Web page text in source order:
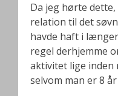
Da jeg hørte
relation til det
havde haft i
regel derhjemme
aktivitet lige inden
selvom man er 8